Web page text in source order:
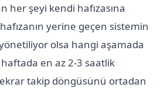
her şeyi kendi hafızasına
yerine geçen sistemin
olsa hangi aşamada
en az 2-3 saatlik
takip döngüsünü ortadan